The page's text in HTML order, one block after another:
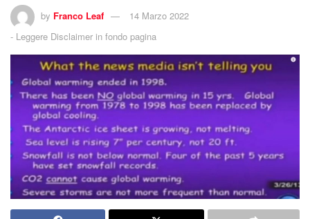
by Franco Leaf
14 Marzo 2022
- Leggere Disclaimer in fondo pagina